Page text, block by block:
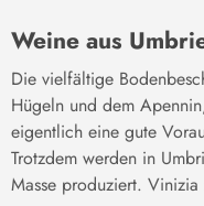
Weine aus
Die vielfältige
Hügeln und dem
eigentlich eine gute
Trotzdem werden in
Masse produziert.